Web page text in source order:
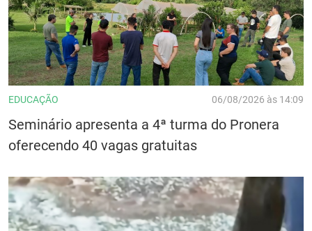
EDUCAÇÃO 06/08/2026 às 14:09
Seminário apresenta a 4ª turma do Pronera
oferecendo 40 vagas gratuitas